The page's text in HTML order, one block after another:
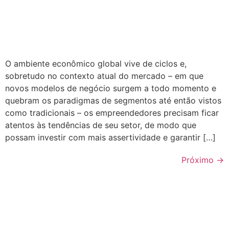
O ambiente econômico global vive de ciclos e,
sobretudo no contexto atual do mercado – em que
novos modelos de negócio surgem a todo momento e
quebram os paradigmas de segmentos até então vistos
como tradicionais – os empreendedores precisam ficar
atentos às tendências de seu setor, de modo que
possam investir com mais assertividade e garantir […]
Próximo →